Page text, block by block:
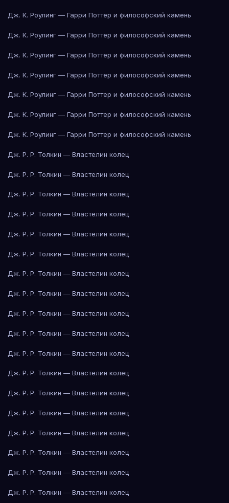
Дж. К. Роулинг — Гарри Поттер и философский камень
Дж. К. Роулинг — Гарри Поттер и философский камень
Дж. К. Роулинг — Гарри Поттер и философский камень
Дж. К. Роулинг — Гарри Поттер и философский камень
Дж. К. Роулинг — Гарри Поттер и философский камень
Дж. К. Роулинг — Гарри Поттер и философский камень
Дж. К. Роулинг — Гарри Поттер и философский камень
Дж. Р. Р. Толкин — Властелин колец
Дж. Р. Р. Толкин — Властелин колец
Дж. Р. Р. Толкин — Властелин колец
Дж. Р. Р. Толкин — Властелин колец
Дж. Р. Р. Толкин — Властелин колец
Дж. Р. Р. Толкин — Властелин колец
Дж. Р. Р. Толкин — Властелин колец
Дж. Р. Р. Толкин — Властелин колец
Дж. Р. Р. Толкин — Властелин колец
Дж. Р. Р. Толкин — Властелин колец
Дж. Р. Р. Толкин — Властелин колец
Дж. Р. Р. Толкин — Властелин колец
Дж. Р. Р. Толкин — Властелин колец
Дж. Р. Р. Толкин — Властелин колец
Дж. Р. Р. Толкин — Властелин колец
Дж. Р. Р. Толкин — Властелин колец
Дж. Р. Р. Толкин — Властелин колец
Дж. Р. Р. Толкин — Властелин колец